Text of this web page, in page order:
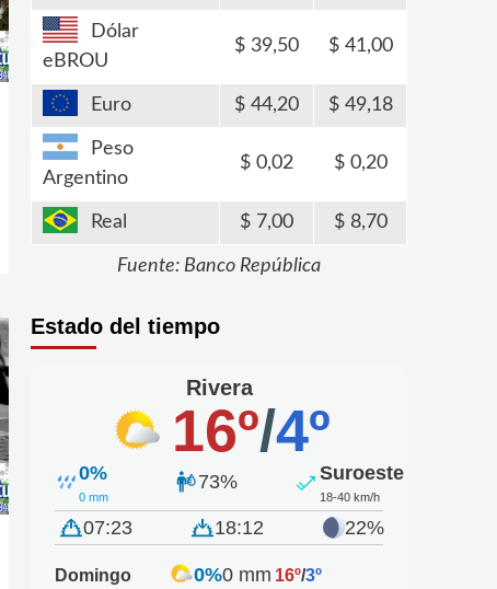
Dólar
eBROU
39,50 41,00
Euro 44,20 49,18
Peso
Argentino
0,02 0,20
Real 7,00 8,70
Fuente: Banco República
Estado del tiempo
Rivera
16º/4º
0%
0 mm
73% Suroeste
18-40 km/h
07:23 18:12 22%
Domingo 0%0 mm 16º/3º